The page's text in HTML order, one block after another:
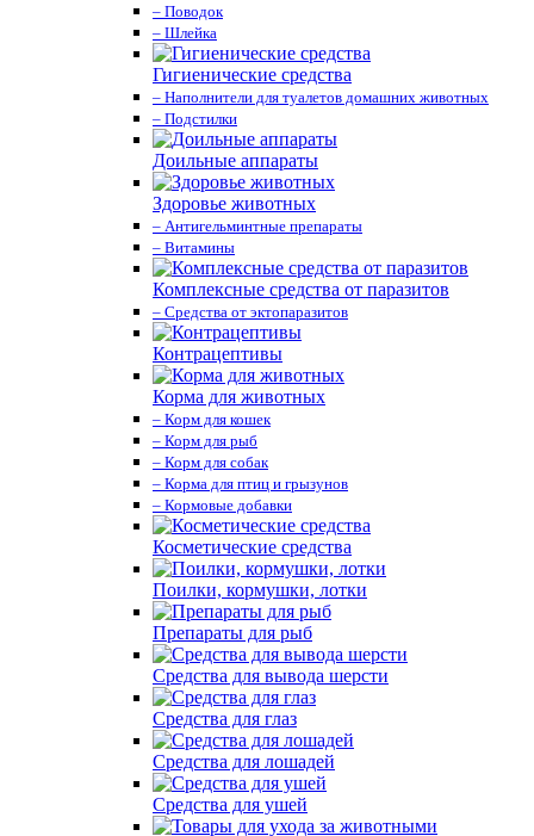
– Поводок
– Шлейка
Гигиенические средства
– Наполнители для туалетов домашних животных
– Подстилки
Доильные аппараты
Здоровье животных
– Антигельминтные препараты
– Витамины
Комплексные средства от паразитов
– Средства от эктопаразитов
Контрацептивы
Корма для животных
– Корм для кошек
– Корм для рыб
– Корм для собак
– Корма для птиц и грызунов
– Кормовые добавки
Косметические средства
Поилки, кормушки, лотки
Препараты для рыб
Средства для вывода шерсти
Средства для глаз
Средства для лошадей
Средства для ушей